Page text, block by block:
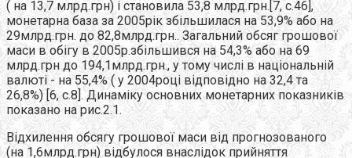
( на 13,7 млрд.грн) і становила 53,8 млрд.грн.[7, с.46],
монетарна база за 2005рік збільшилася на 53,9% або на
29млрд.грн. до 82,8млрд.грн.. Загальний обсяг грошової
маси в обігу в 2005р.збільшився на 54,3% або на 69
млрд.грн до 194,1млрд.грн., у тому числі в національній
валюті - на 55,4% ( у 2004році відповідно на 32,4 та
26,8%) [6, с.8]. Динаміку основних монетарних показників
показано на рис.2.1.
Відхилення обсягу грошової маси від прогнозованого
(на 1,6млрд.грн) відбулося внаслідок прийняття